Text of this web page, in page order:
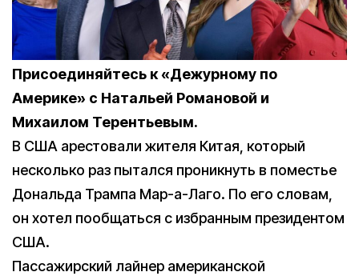
Присоединяйтесь к «Дежурному по
Америке» с Натальей Романовой и
Михаилом Терентьевым.
В США арестовали жителя Китая, который
несколько раз пытался проникнуть в поместье
Дональда Трампа Мар-а-Лаго. По его словам,
он хотел пообщаться с избранным президентом
США.
Пассажирский лайнер американской